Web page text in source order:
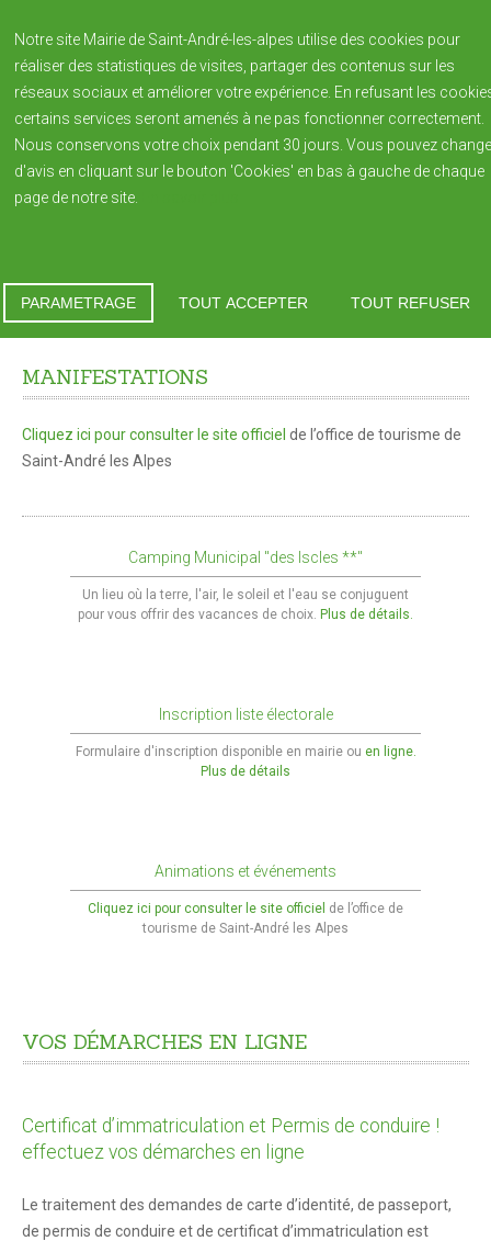
Histoire de la Ville
Patrimoine
Blason de la commune
Bulletin Municipal REFLETS édition annuelle
verdon-info.net
Plan d'accès
État civil
En 1 clic !
Vous êtes ici :Accueil
MANIFESTATIONS
Cliquez ici pour consulter le site officiel de l’office de tourisme de
Saint-André les Alpes
Camping Municipal "des Iscles **"
Un lieu où la terre, l'air, le soleil et l'eau se conjuguent
pour vous offrir des vacances de choix. Plus de détails.
Inscription liste électorale
Formulaire d'inscription disponible en mairie ou en ligne.
Plus de détails
Animations et événements
Cliquez ici pour consulter le site officiel de l’office de
tourisme de Saint-André les Alpes
VOS DÉMARCHES EN LIGNE
Certificat d’immatriculation et Permis de conduire !
effectuez vos démarches en ligne
Le traitement des demandes de carte d’identité, de passeport,
de permis de conduire et de certificat d’immatriculation est
Notre site Mairie de Saint-André-les-alpes utilise des cookies pour
réaliser des statistiques de visites, partager des contenus sur les
réseaux sociaux et améliorer votre expérience. En refusant les
certains services seront amenés à ne pas fonctionner correctement.
Nous conservons votre choix pendant 30 jours. Vous pouvez
d'avis en cliquant sur le bouton 'Cookies' en bas à gauche de chaque
page de notre site.
PARAMETRAGE TOUT ACCEPTER TOUT REFUSER